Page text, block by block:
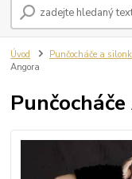
Úvod Punčocháče a
Angora